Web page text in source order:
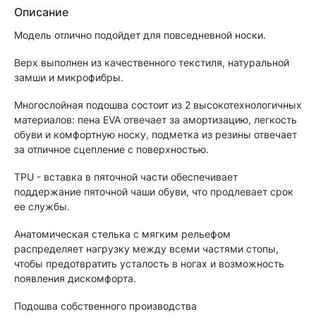
Описание
Модель отлично подойдет для повседневной носки.
Верх выполнен из качественного текстиля, натуральной
замши и микрофибры.
Многослойная подошва состоит из 2 высокотехнологичных
материалов: пена EVA отвечает за амортизацию, легкость
обуви и комфортную носку, подметка из резины отвечает
за отличное сцепление с поверхностью.
TPU - вставка в пяточной части обеспечивает
поддержание пяточной чаши обуви, что продлевает срок
ее службы.
Анатомическая стелька с мягким рельефом
распределяет нагрузку между всеми частями стопы,
чтобы предотвратить усталость в ногах и возможность
появления дискомфорта.
Подошва собственного производства